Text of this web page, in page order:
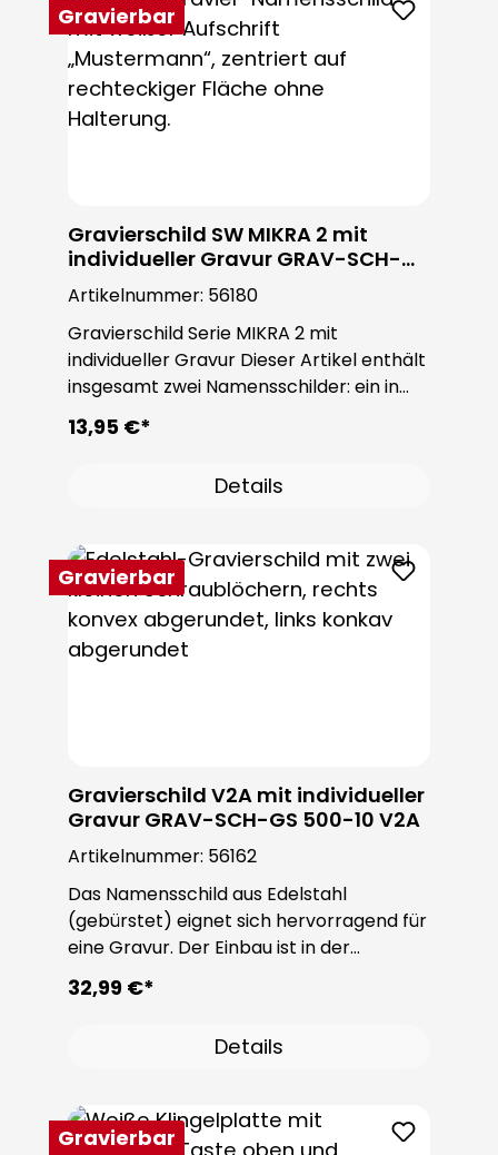
Gravierbar
Gravierschild SW MIKRA 2 mit
individueller Gravur GRAV-SCH-
MIKRA2 NAMEws
Artikelnummer: 56180
Gravierschild Serie MIKRA 2 mit
individueller Gravur Dieser Artikel enthält
insgesamt zwei Namensschilder: ein in
Schwarz und ein in transparent. Diese
Namensschilder eignen sich für die
13,95 €*
Details
Gravierbar
Gravierschild V2A mit individueller
Gravur GRAV-SCH-GS 500-10 V2A
Artikelnummer: 56162
Das Namensschild aus Edelstahl
(gebürstet) eignet sich hervorragend für
eine Gravur. Der Einbau ist in der
ROBUSTA Sondertürstation oder
individuell möglich. Die Schrauben sind im
32,99 €*
Details
Gravierbar